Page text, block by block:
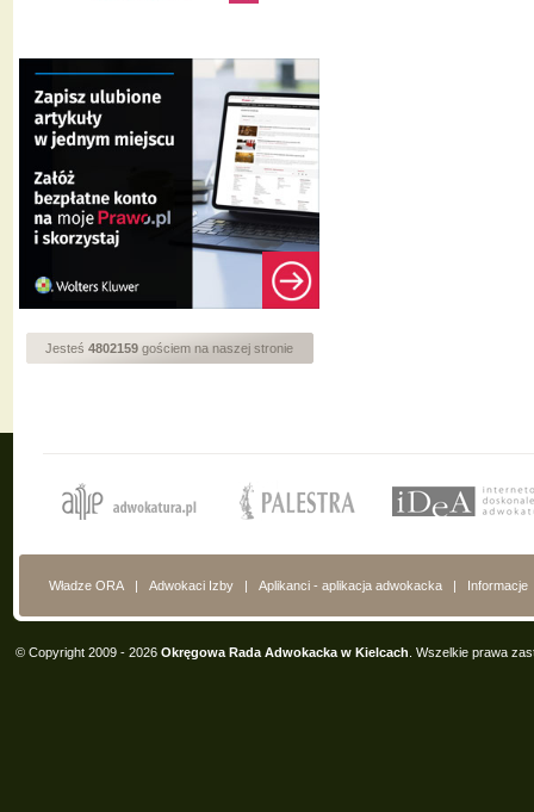
Jesteś 4802159 gościem na naszej stronie
Władze ORA | Adwokaci Izby | Aplikanci - aplikacja adwokacka | Informacje
© Copyright 2009 - 2026 Okręgowa Rada Adwokacka w Kielcach . Wszelkie prawa